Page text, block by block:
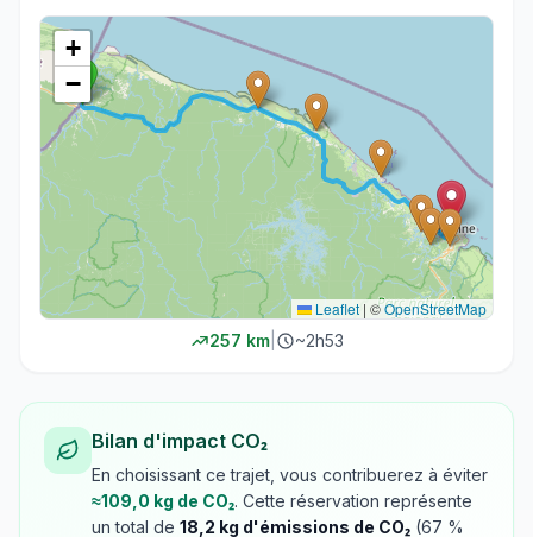
+
−
Leaflet | ©OpenStreetMap
257 km| ~2h53
Bilan d'impact CO₂
En choisissant ce trajet, vous contribuerez à éviter
≈109,0 kg de CO₂. Cette réservation représente
un total de 18,2 kg d'émissions de CO₂ (67 %